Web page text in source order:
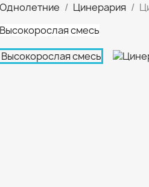
Однолетние Цинерария